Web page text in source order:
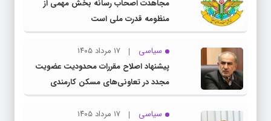
مجاهدت اصحاب رسانه بخش مهمی از
منظومه قدرت ملی است
سیاسی
۱۷ مرداد ۱۴۰۵
پیشنهاد اصلاح مقررات محدودیت عضویت
مجدد در تعاونی‌های مسکن کارمندی
سیاسی
۱۷ مرداد ۱۴۰۵